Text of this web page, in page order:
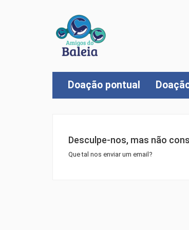
Doação pontual
Desculpe-nos, mas não
Que tal nos enviar um email?